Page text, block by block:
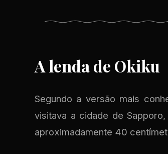
A lenda de Okiku
Segundo a versão mais
visitava a cidade de
aproximadamente 40